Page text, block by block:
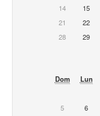
14
15
21
22
28
29
Dom Lun
5
6